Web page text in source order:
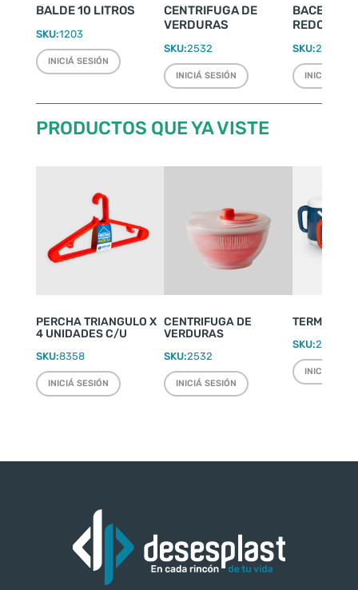
BALDE 10 LITROS
SKU:1203
INICIÁ SESIÓN
CENTRIFUGA DE
VERDURAS
SKU:2532
INICIÁ SESIÓN
REDONDA
SKU:2246
INICIÁ
PRODUCTOS QUE YA VISTE
PERCHA TRIANGULO X
4 UNIDADES C/U
SKU:8358
INICIÁ SESIÓN
CENTRIFUGA DE
VERDURAS
SKU:2532
INICIÁ SESIÓN
TERMO
SKU:2220
INICIÁ